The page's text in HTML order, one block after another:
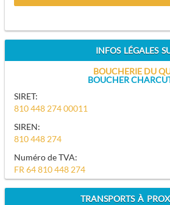
INFOS LÉGALES
BOUCHERIE DU
BOUCHER
SIRET:
810 448 274 00011
SIREN:
810 448 274
Numéro de TVA:
FR 64 810 448 274
TRANSPORTS À